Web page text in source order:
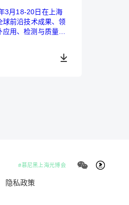
3月18-20日在上海
用、检测与质量控
#慕尼黑上海光博会
隐私政策